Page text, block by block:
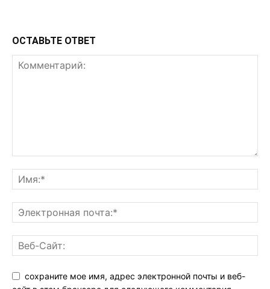
ОСТАВЬТЕ ОТВЕТ
сохраните мое имя, адрес электронной почты и веб-